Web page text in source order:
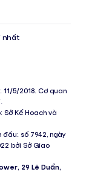
nhất
11/5/2018. Cơ quan
Sở Kế Hoạch và
số 7942, ngày
bởi Sở Giao
29 Lê Duẩn,